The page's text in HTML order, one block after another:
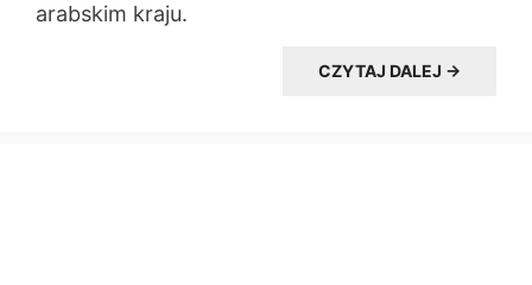
arabskim kraju.
CZYTAJ DALEJ →